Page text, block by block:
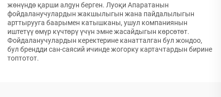
жөнүндө қарши алgyн берген. Луоқи Апаратанын
фойдаланучулардын жакшылыгын жана пайдалылыгын
арттырууга баарымен катышканы, ушул компаниянын
иштетүү өмүр күчтөрү үчүн эмне жасайдыгын көрсөтөт.
Фойдаланучулардын керектерине канатталган бул жондоо,
бул брендди сан-саясий ичинде жогорку картачтардын бирине
топтотот.